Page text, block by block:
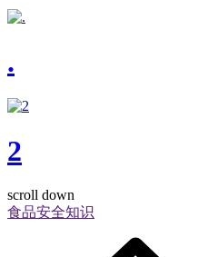
.
2
scroll down
食品安全知识